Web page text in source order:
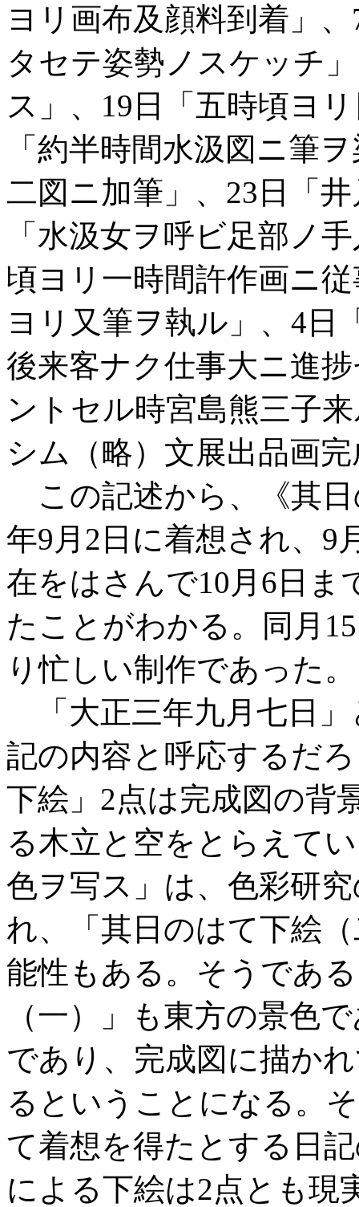
ヨリ画布及顔料到着」
タセテ姿勢ノスケッチ
ス」、19日「五時頃ヨ
「約半時間水汲図ニ筆
二図ニ加筆」、23日「
「水汲女ヲ呼ビ足部ノ
頃ヨリ一時間許作画ニ
ヨリ又筆ヲ執ル」、4日
後来客ナク仕事大ニ進
ントセル時宮島熊三子
シム（略）文展出品画
この記述から、《其日
年9月2日に着想され、9
在をはさんで10月6日ま
たことがわかる。同月
り忙しい制作であった。
「大正三年九月七日」
記の内容と呼応するだ
下絵」2点は完成図の背
る木立と空をとらえて
色ヲ写ス」は、色彩研
れ、「其日のはて下絵
能性もある。そうであ
（一）」も東方の景色
であり、完成図に描か
るということになる。
て着想を得たとする日
による下絵は2点とも現